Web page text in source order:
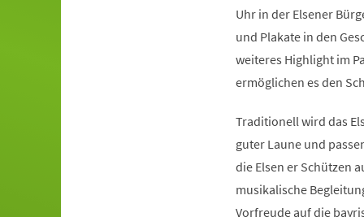
Uhr in der Elsener
und Plakate in den
weiteres Highlight im
ermöglichen es den
Traditionell wird das
guter Laune und
die Elsen er Schützen
musikalische
Vorfreude auf die